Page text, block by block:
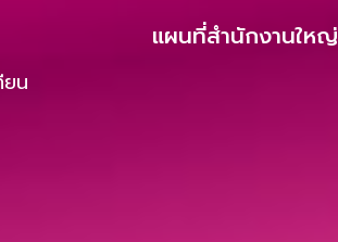
น
แผนที่สำนักงานใหญ่